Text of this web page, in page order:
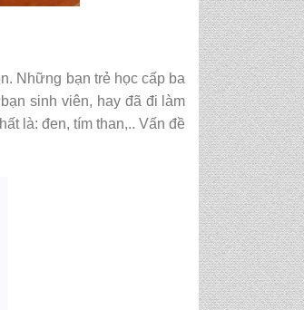
Những bạn trẻ học cấp ba
sinh viên, hay đã đi làm
là: đen, tím than,.. Vấn đề